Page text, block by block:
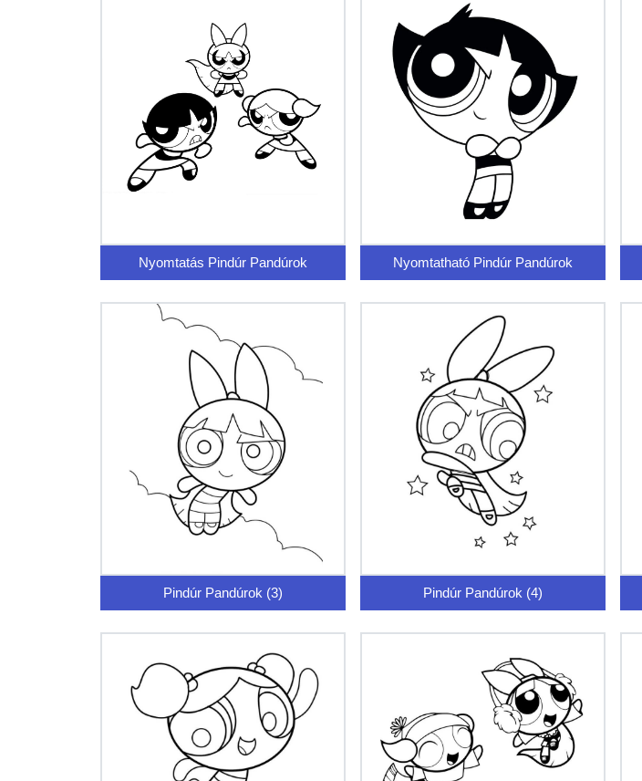
Nyomtatás Pindúr Pandúrok Nyomtatható Pindúr Pandúrok
Pindúr Pandúrok (3) Pindúr Pandúrok (4)